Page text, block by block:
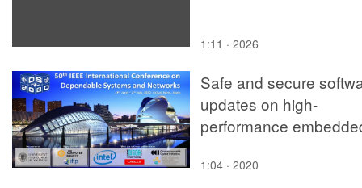
1:11 · 2026
Safe and secure
updates on high-
performance
1:04 · 2020